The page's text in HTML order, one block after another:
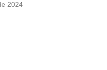
2024